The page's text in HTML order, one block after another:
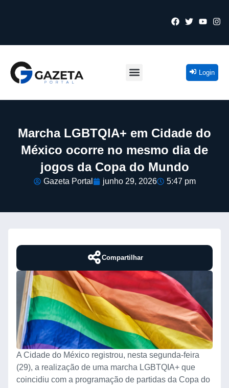
Login
Marcha LGBTQIA+ em Cidade do
México ocorre no mesmo dia de
jogos da Copa do Mundo
Gazeta Portal junho 29, 2026 5:47 pm
Compartilhar
A Cidade do México registrou, nesta segunda-feira
(29), a realização de uma marcha LGBTQIA+ que
coincidiu com a programação de partidas da Copa do